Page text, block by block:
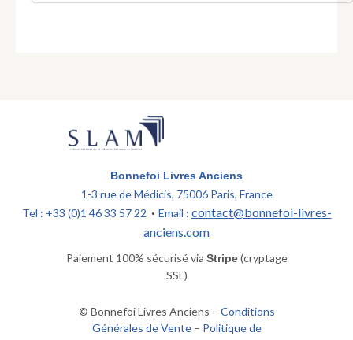
Bonnefoi Livres Anciens
1-3 rue de Médicis, 75006 Paris, France
Tel : +33 (0)1 46 33 57 22 • Email : contact@bonnefoi-livres-
anciens.com
Paiement 100% sécurisé via Stripe(cryptage
SSL)
© Bonnefoi Livres Anciens – Conditions
Générales de Vente– Politique de